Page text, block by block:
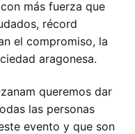
más fuerza que
récord
el compromiso, la
aragonesa.
queremos dar
las personas
evento y que son